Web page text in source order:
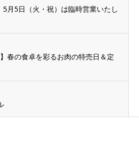
5月5日（火・祝）は臨時営業いたし
春の食卓を彩るお肉の特売日＆定